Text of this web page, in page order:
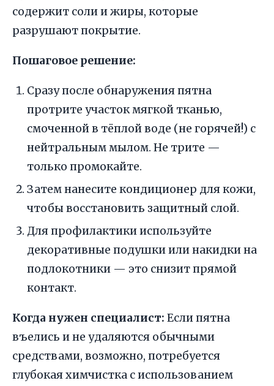
содержит соли и жиры, которые
разрушают покрытие.
Пошаговое решение:
Сразу после обнаружения пятна
протрите участок мягкой тканью,
смоченной в тёплой воде (не горячей!) с
нейтральным мылом. Не трите —
только промокайте.
Затем нанесите кондиционер для кожи,
чтобы восстановить защитный слой.
Для профилактики используйте
декоративные подушки или накидки на
подлокотники — это снизит прямой
контакт.
Когда нужен специалист: Если пятна
въелись и не удаляются обычными
средствами, возможно, потребуется
глубокая химчистка с использованием